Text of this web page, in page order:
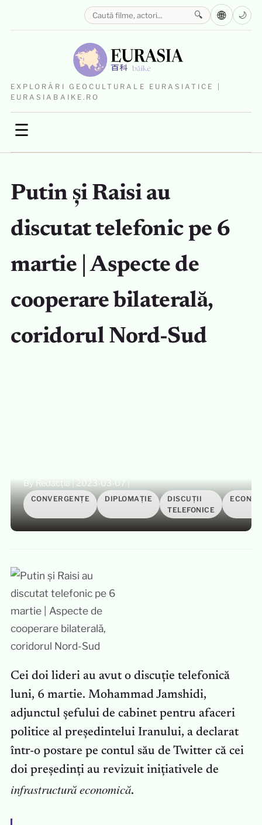
EXPLORĂRI GEOCULTURALE EURASIATICE |
EURASIABAIKE.RO
☰
🔍 🌐 🌙
Putin și Raisi au
discutat telefonic pe 6
martie | Aspecte de
cooperare bilaterală,
coridorul Nord-Sud
By Redacția|2023-03-07|
CONVERGENȚE DIPLOMAȚIE
DISCUȚII
TELEFONICE
Cei doi lideri au avut o discuție telefonică
luni, 6 martie. Mohammad Jamshidi,
adjunctul șefului de cabinet pentru afaceri
politice al președintelui Iranului, a declarat
într-o postare pe contul său de Twitter că cei
doi președinți au revizuit inițiativele de
infrastructură economică.